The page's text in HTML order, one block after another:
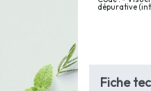
dépurative
Fiche